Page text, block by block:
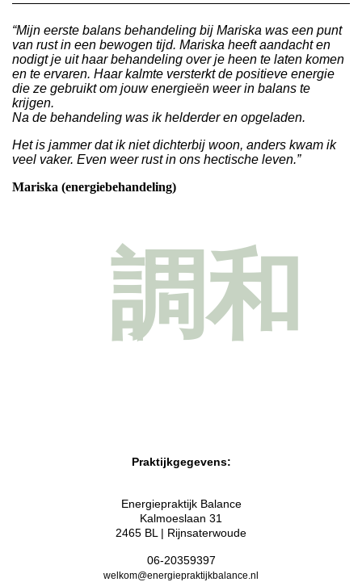
“Mijn eerste balans behandeling bij Mariska was een punt
van rust in een bewogen tijd. Mariska heeft aandacht en
nodigt je uit haar behandeling over je heen te laten komen
en te ervaren. Haar kalmte versterkt de positieve energie
die ze gebruikt om jouw energieën weer in balans te
krijgen.
Na de behandeling was ik helderder en opgeladen.
Het is jammer dat ik niet dichterbij woon, anders kwam ik
veel vaker. Even weer rust in ons hectische leven.”
Mariska (energiebehandeling)
調和
Praktijkgegevens:
Energiepraktijk Balance
Kalmoeslaan 31
2465 BL | Rijnsaterwoude
06-20359397
welkom@energiepraktijkbalance.nl